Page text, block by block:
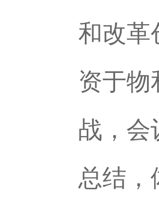
和改革
资于物
战，会
总结，